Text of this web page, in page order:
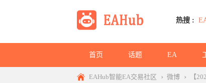
热搜 :
首页 话题 EA
EAHub智能EA交易社区 › 微博 › 【